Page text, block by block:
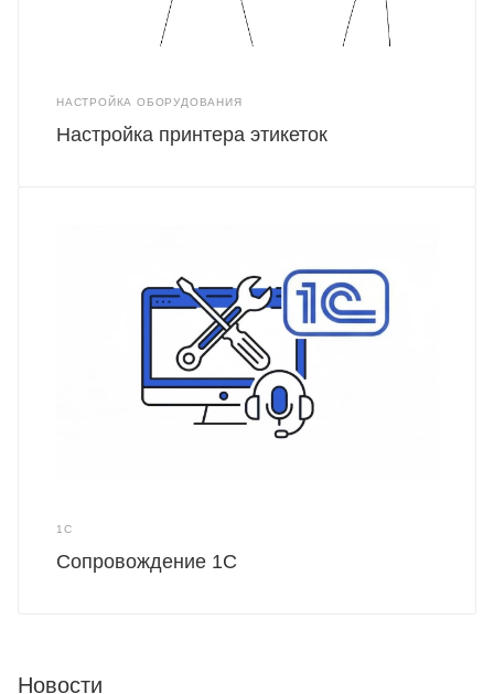
НАСТРОЙКА ОБОРУДОВАНИЯ
Настройка принтера этикеток
1С
Сопровождение 1С
Новости